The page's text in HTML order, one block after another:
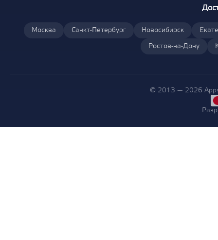
Москва Санкт-Петербург Новосибирск
Ростов-на-Дону
© 2013 — 2026